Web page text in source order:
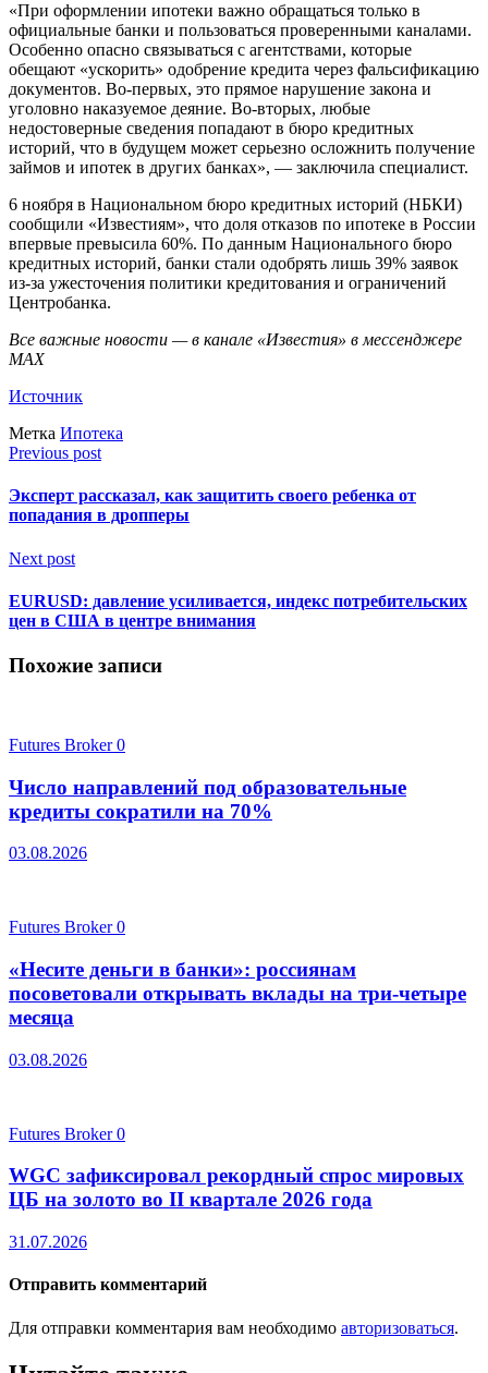
«При оформлении ипотеки важно обращаться только в
официальные банки и пользоваться проверенными каналами.
Особенно опасно связываться с агентствами, которые
обещают «ускорить» одобрение кредита через фальсификацию
документов. Во-первых, это прямое нарушение закона и
уголовно наказуемое деяние. Во-вторых, любые
недостоверные сведения попадают в бюро кредитных
историй, что в будущем может серьезно осложнить получение
займов и ипотек в других банках», — заключила специалист.
6 ноября в Национальном бюро кредитных историй (НБКИ)
сообщили «Известиям», что доля отказов по ипотеке в России
впервые превысила 60%. По данным Национального бюро
кредитных историй, банки стали одобрять лишь 39% заявок
из-за ужесточения политики кредитования и ограничений
Центробанка.
Все важные новости — в канале «Известия» в мессенджере
МАХ
Источник
Метка Ипотека
Previous post
Эксперт рассказал, как защитить своего ребенка от
попадания в дропперы
Next post
EURUSD: давление усиливается, индекс потребительских
цен в США в центре внимания
Похожие записи
Futures Broker0
Число направлений под образовательные
кредиты сократили на 70%
03.08.2026
Futures Broker0
«Несите деньги в банки»: россиянам
посоветовали открывать вклады на три-четыре
месяца
03.08.2026
Futures Broker0
WGC зафиксировал рекордный спрос мировых
ЦБ на золото во II квартале 2026 года
31.07.2026
Отправить комментарий
Для отправки комментария вам необходимо авторизоваться.